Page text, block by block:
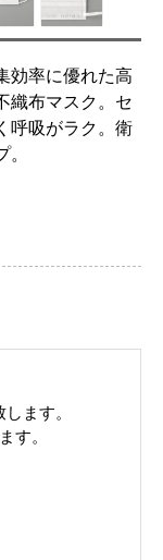
効率に優れた高
織布マスク。セ
呼吸がラク。衛
ます。
す。